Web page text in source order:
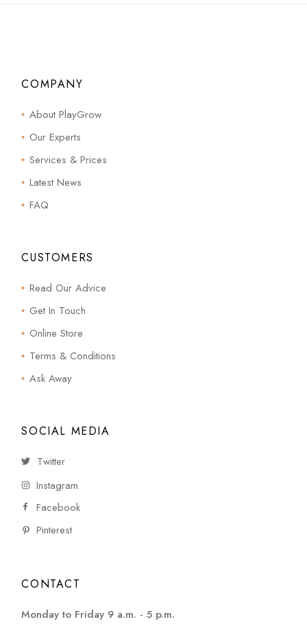
COMPANY
About PlayGrow
Our Experts
Services & Prices
Latest News
FAQ
CUSTOMERS
Read Our Advice
Get In Touch
Online Store
Terms & Conditions
Ask Away
SOCIAL MEDIA
Twitter
Instagram
Facebook
Pinterest
CONTACT
Monday to Friday 9 a.m. - 5 p.m.